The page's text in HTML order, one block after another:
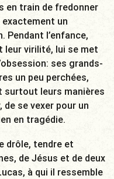
en train de fredonner
exactement un
Pendant l’enfance,
leur virilité, lui se met
ses grands-
un peu perchées,
surtout leurs manières
se vexer pour un
en tragédie.
drôle, tendre et
de Jésus et de deux
à qui il ressemble